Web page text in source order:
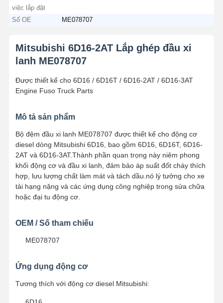
việc lắp đặt
Số OE ME078707
Mitsubishi 6D16-2AT Lắp ghép đầu xi
lanh ME078707
Được thiết kế cho 6D16 / 6D16T / 6D16-2AT / 6D16-3AT
Engine Fuso Truck Parts
Mô tả sản phẩm
Bộ đệm đầu xi lanh ME078707 được thiết kế cho động cơ
diesel dòng Mitsubishi 6D16, bao gồm 6D16, 6D16T, 6D16-
2AT và 6D16-3AT.Thành phần quan trọng này niêm phong
khối động cơ và đầu xi lanh, đảm bảo áp suất đốt cháy thích
hợp, lưu lượng chất làm mát và tách dầu.nó lý tưởng cho xe
tải hạng nặng và các ứng dụng công nghiệp trong sửa chữa
hoặc đại tu động cơ.
OEM / Số tham chiếu
ME078707
Ứng dụng động cơ
Tương thích với động cơ diesel Mitsubishi: